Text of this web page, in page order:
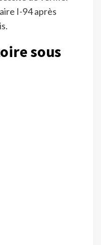
I-94 après
sous